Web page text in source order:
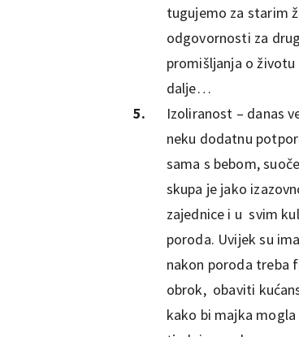
tugujemo za starim
odgovornosti za
promišljanja o
dalje…
Izoliranost – danas
neku dodatnu
sama s bebom,
skupa je jako
zajednice i u svim
poroda. Uvijek su
nakon poroda treba
obrok, obaviti
kako bi majka